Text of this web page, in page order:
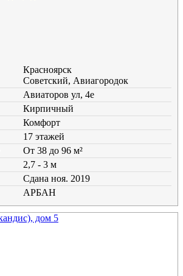
Красноярск
Советский, Авиагородок
Авиаторов ул, 4е
Кирпичный
Комфорт
17 этажей
От 38 до 96 м²
2,7 - 3 м
Cдана ноя. 2019
АРБАН